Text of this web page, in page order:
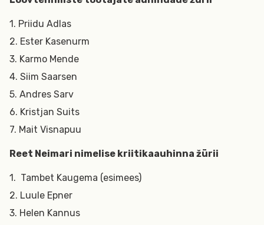
1. Priidu Adlas
2. Ester Kasenurm
3. Karmo Mende
4. Siim Saarsen
5. Andres Sarv
6. Kristjan Suits
7. Mait Visnapuu
Reet Neimari nimelise kriitikaauhinna žürii
1. Tambet Kaugema (esimees)
2. Luule Epner
3. Helen Kannus